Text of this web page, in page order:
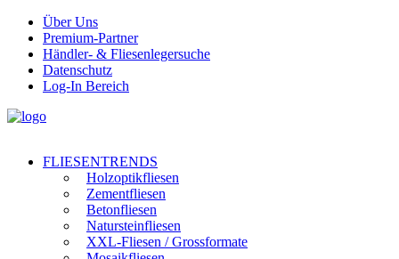
Über Uns
Premium-Partner
Händler- & Fliesenlegersuche
Datenschutz
Log-In Bereich
FLIESENTRENDS
Holzoptikfliesen
Zementfliesen
Betonfliesen
Natursteinfliesen
XXL-Fliesen / Grossformate